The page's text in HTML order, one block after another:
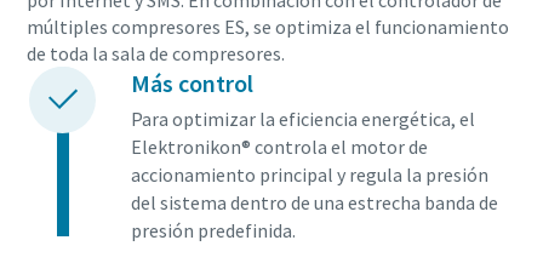
múltiples compresores ES, se optimiza el funcionamiento
de toda la sala de compresores.
Más control
Para optimizar la eficiencia energética, el
Elektronikon® controla el motor de
accionamiento principal y regula la presión
del sistema dentro de una estrecha banda de
presión predefinida.